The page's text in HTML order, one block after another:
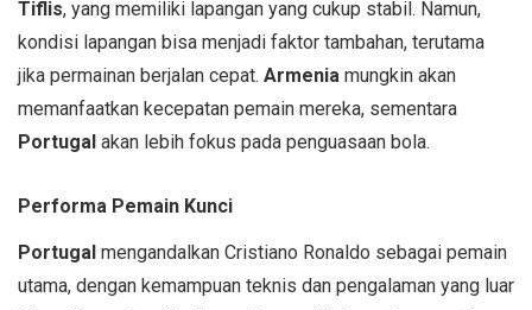
Tiflis, yang memiliki lapangan yang cukup stabil. Namun,
kondisi lapangan bisa menjadi faktor tambahan, terutama
jika permainan berjalan cepat. Armenia mungkin akan
memanfaatkan kecepatan pemain mereka, sementara
Portugal akan lebih fokus pada penguasaan bola.
Performa Pemain Kunci
Portugal mengandalkan Cristiano Ronaldo sebagai pemain
utama, dengan kemampuan teknis dan pengalaman yang luar